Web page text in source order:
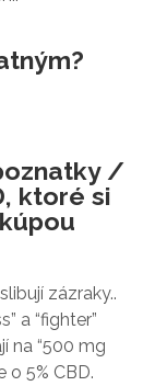
/
ktoré si
zázraky..
a “fighter”
na “500 mg
o 5% CBD.